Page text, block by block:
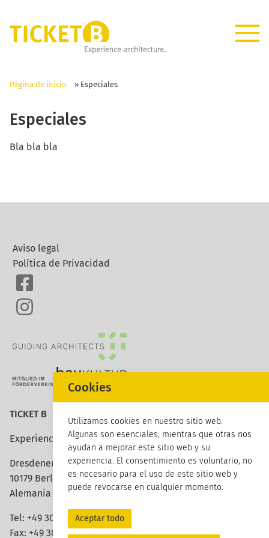
Página de inicio » Especiales
Especiales
Bla bla bla
Aviso legal
Política de Privacidad
TICKET B
Experience architecture
Dresdener Strasse 113
10179 Berlin
Alemania
Tel: +49 30 420 26 96 20
Fax: +49 30 420 26 96 29
Cookies
Utilizamos cookies en nuestro sitio web.
Algunas son esenciales, mientras que otras nos
ayudan a mejorar este sitio web y su
experiencia. El consentimiento es voluntario, no
es necesario para el uso de este sitio web y
puede revocarse en cualquier momento.
Aceptar todo